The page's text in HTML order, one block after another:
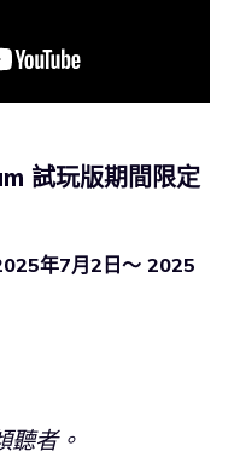
試玩版期間限定
年7月2日〜 2025
聽者。